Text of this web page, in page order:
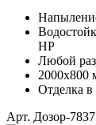
НР
Любой
2000х800
Отделка в
Арт. Дозор-7837